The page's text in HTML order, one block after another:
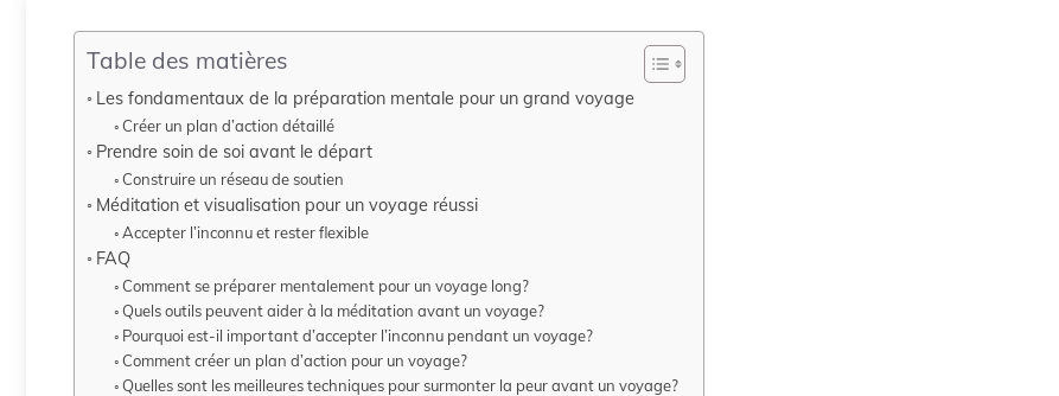
Table des matières
Les fondamentaux de la préparation mentale pour un grand voyage
Créer un plan d’action détaillé
Prendre soin de soi avant le départ
Construire un réseau de soutien
Méditation et visualisation pour un voyage réussi
Accepter l’inconnu et rester flexible
FAQ
Comment se préparer mentalement pour un voyage long?
Quels outils peuvent aider à la méditation avant un voyage?
Pourquoi est-il important d’accepter l’inconnu pendant un voyage?
Comment créer un plan d’action pour un voyage?
Quelles sont les meilleures techniques pour surmonter la peur avant un voyage?